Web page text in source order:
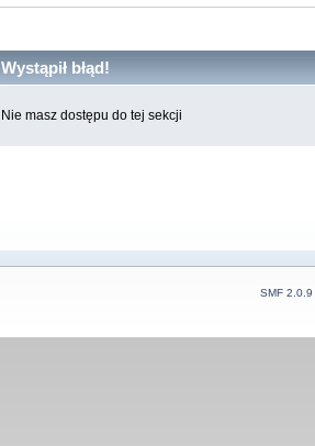
Wystąpił błąd!
Nie masz dostępu do tej sekcji
SMF 2.0.9